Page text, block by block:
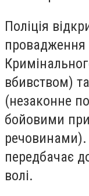
Поліція
провадження
вбивством)
(незаконне
бойовими
речовинами).
передбачає
волі.